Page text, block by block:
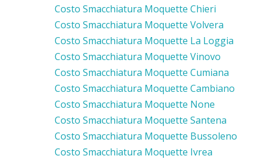
Costo Smacchiatura Moquette Chieri
Costo Smacchiatura Moquette Volvera
Costo Smacchiatura Moquette La Loggia
Costo Smacchiatura Moquette Vinovo
Costo Smacchiatura Moquette Cumiana
Costo Smacchiatura Moquette Cambiano
Costo Smacchiatura Moquette None
Costo Smacchiatura Moquette Santena
Costo Smacchiatura Moquette Bussoleno
Costo Smacchiatura Moquette Ivrea